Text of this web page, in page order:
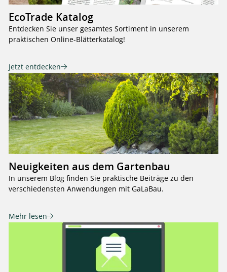
EcoTrade Katalog
Entdecken Sie unser gesamtes Sortiment in unserem
praktischen Online-Blätterkatalog!
Jetzt entdecken
Neuigkeiten aus dem Gartenbau
In unserem Blog finden Sie praktische Beiträge zu den
verschiedensten Anwendungen mit GaLaBau.
Mehr lesen